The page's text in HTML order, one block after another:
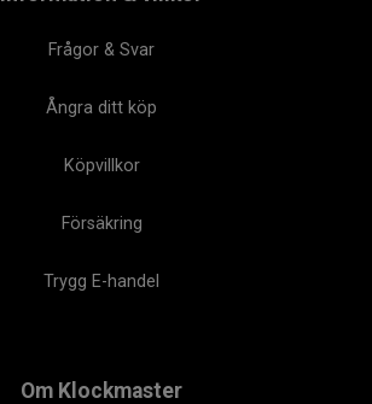
Frågor & Svar
Ångra ditt köp
Köpvillkor
Försäkring
Trygg E-handel
Om Klockmaster